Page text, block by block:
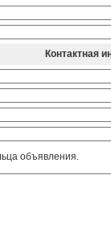
Контактная
объявления.